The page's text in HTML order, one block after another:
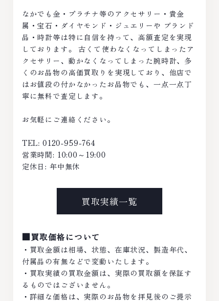
なかでも金・プラチナ等のアクセサリー・貴金
属・宝石・ダイヤモンド・ジュエリーや ブランド
品・時計等は特に自信を持って、高額査定を実現
しております。 古くて使わなくなってしまったア
クセサリー、動かなくなってしまった腕時計、多
くのお品物の高価買取りを実現しており、他店で
はお値段の付かなかったお品物でも、一点一点丁
寧に無料で査定します。
お気軽にご連絡ください。
TEL: 0120-959-764
営業時間: 10:00～19:00
定休日: 年中無休
買取実績一覧
■買取価格について
・買取金額は相場、状態、在庫状況、製造年代、
付属品の有無などで変動いたします。
・買取実績の買取金額は、実際の買取額を保証す
るものではございません。
・詳細な価格は、実際のお品物を拝見後のご提示